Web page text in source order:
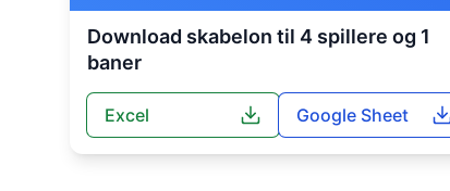
Download skabelon til 4 spillere og 1
baner
Excel Google Sheet